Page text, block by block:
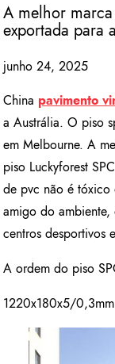
A melhor
exportada para
junho 24, 2025
China pavimento
a Austrália. O piso
em Melbourne. A
piso Luckyforest
de pvc não é tóxico
amigo do ambiente,
centros desportivos
A ordem do piso
1220x180x5/0,3mm